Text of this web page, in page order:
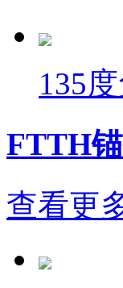
135
FTTH
查看更